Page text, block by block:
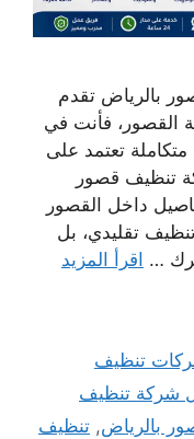
بالرياض تقدم
القصور، فأنت في
تعتمد على
تنظيف قصور
داخل القصور
تقليدي، بل
… اقرأ المزيد
تنظيف
شركة تنظيف
بالرياض, تنظيف